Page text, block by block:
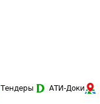
Тендеры АТИ-Доки